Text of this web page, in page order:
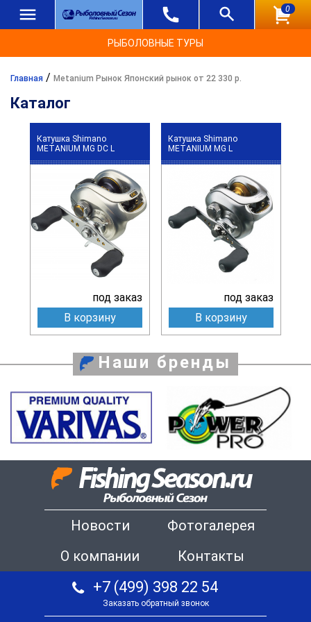
0
РЫБОЛОВНЫЕ ТУРЫ
Главная / Metanium Рынок Японский рынок от 22 330 р.
Каталог
Катушка Shimano
METANIUM MG DC L
под заказ
В корзину
Катушка Shimano
METANIUM MG L
под заказ
В корзину
Наши бренды
Новости
Фотогалерея
О компании
Контакты
+7 (499) 398 22 54
Заказать обратный звонок